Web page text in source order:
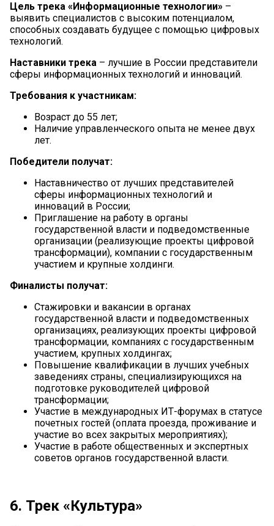
Цель трека «Информационные технологии» –
выявить специалистов с высоким потенциалом,
способных создавать будущее с помощью цифровых
технологий.
Наставники трека – лучшие в России представители
сферы информационных технологий и инноваций.
Требования к участникам:
Возраст до 55 лет;
Наличие управленческого опыта не менее двух
лет.
Победители получат:
Наставничество от лучших представителей
сферы информационных технологий и
инноваций в России;
Приглашение на работу в органы
государственной власти и подведомственные
организации (реализующие проекты цифровой
трансформации), компании с государственным
участием и крупные холдинги.
Финалисты получат:
Стажировки и вакансии в органах
государственной власти и подведомственных
организациях, реализующих проекты цифровой
трансформации, компаниях с государственным
участием, крупных холдингах;
Повышение квалификации в лучших учебных
заведениях страны, специализирующихся на
подготовке руководителей цифровой
трансформации;
Участие в международных ИТ-форумах в статусе
почетных гостей (оплата проезда, проживание и
участие во всех закрытых мероприятиях);
Участие в работе общественных и экспертных
советов органов государственной власти.
6. Трек «Культура»